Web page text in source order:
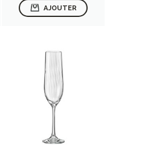
AJOUTER